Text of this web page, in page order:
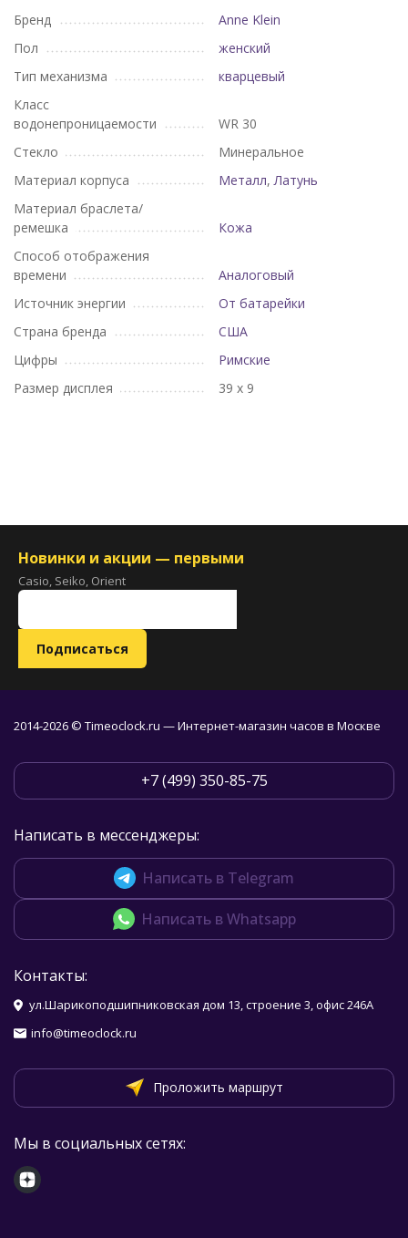
Бренд
Anne Klein
Пол
женский
Тип механизма
кварцевый
Класс
водонепроницаемости
WR 30
Стекло
Минеральное
Материал корпуса
Металл,Латунь
Материал браслета/
ремешка
Кожа
Способ отображения
времени
Аналоговый
Источник энергии
От батарейки
Страна бренда
США
Цифры
Римские
Размер дисплея
39 х 9
Новинки и акции — первыми
Casio, Seiko, Orient
2014-2026 © Timeoclock.ru — Интернет-магазин часов в Москве
+7 (499) 350-85-75
Написать в мессенджеры:
Написать в Telegram
Написать в Whatsapp
Контакты:
ул.Шарикоподшипниковская дом 13, строение 3, офис 246А
info@timeoclock.ru
Проложить маршрут
Мы в социальных сетях: